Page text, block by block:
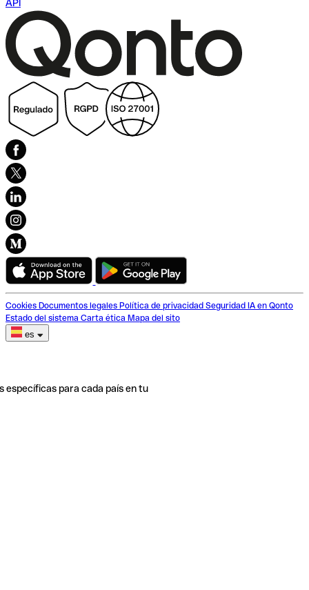
API
Cookies Documentos legales Política de privacidad Seguridad IA en Qonto
Estado del sistema Carta ética Mapa del sito
es
específicas para cada país en tu